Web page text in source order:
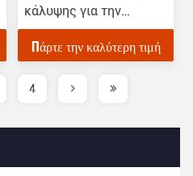
κάλυψης για την
προστασία των
επιφανειών κατά τη
ζωγραφικής
Πάρτε την καλύτερη τιμή
4